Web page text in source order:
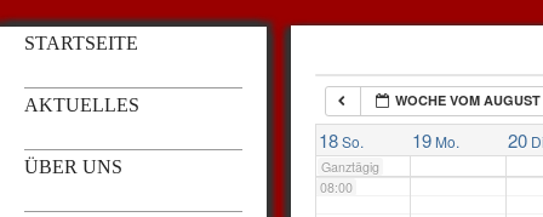
STARTSEITE
AKTUELLES
ÜBER UNS
WOCHE VOM
18 So. 19 Mo. 20
Ganztägig
07:00
08:00